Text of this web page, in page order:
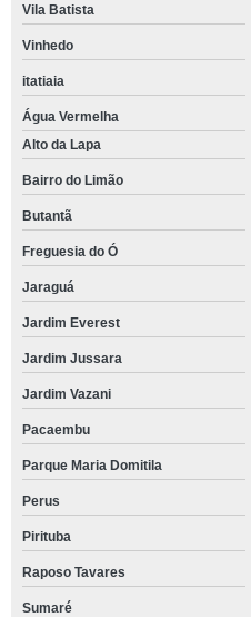
Vila Batista
Vinhedo
itatiaia
Água Vermelha
Alto da Lapa
Bairro do Limão
Butantã
Freguesia do Ó
Jaraguá
Jardim Everest
Jardim Jussara
Jardim Vazani
Pacaembu
Parque Maria Domitila
Perus
Pirituba
Raposo Tavares
Sumaré